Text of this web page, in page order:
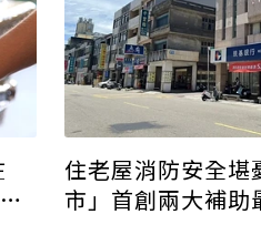
住老屋消防安全堪
市」首創兩大補助